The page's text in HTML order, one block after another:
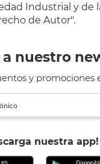
Industrial y de
de Autor".
nuestro
y promociones
nuestra app!